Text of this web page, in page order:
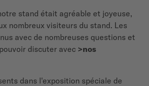
stand était agréable et joyeuse,
nombreux visiteurs du stand. Les
avec de nombreuses questions et
discuter avec >nos
dans l'exposition spéciale de